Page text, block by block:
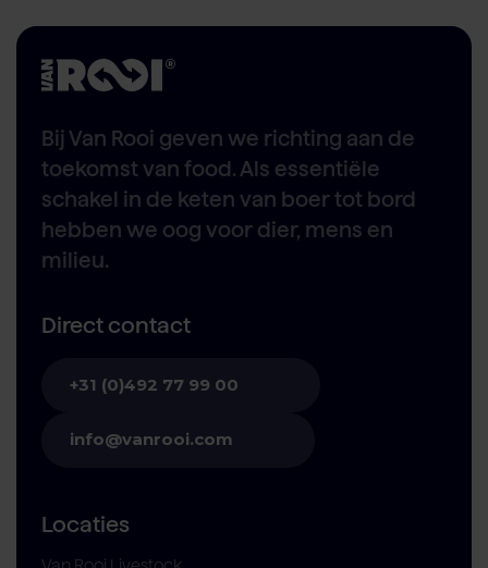
Bij Van Rooi geven we richting aan de
toekomst van food. Als essentiële
schakel in de keten van boer tot bord
hebben we oog voor dier, mens en
milieu.
Direct contact
+31 (0)492 77 99 00
info@vanrooi.com
Locaties